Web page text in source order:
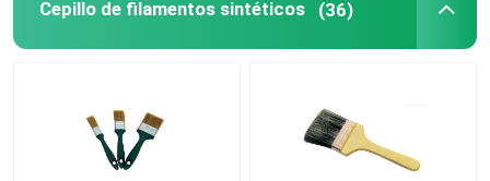
Cepillo de filamentos sintéticos
Pincel de cerdas blancas
Cepillo de filamentos sintéticos (36)